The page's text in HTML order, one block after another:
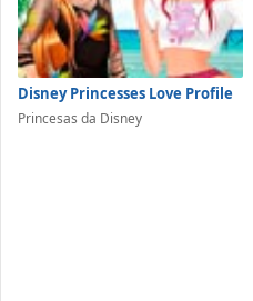
Disney Princesses Love Profile
Princesas da Disney